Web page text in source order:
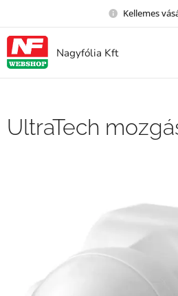
Kellemes
Nagyfólia Kft
UltraTech